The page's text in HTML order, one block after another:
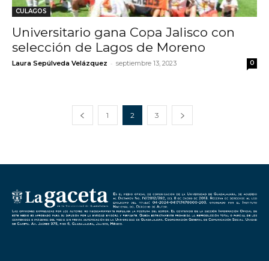
CULAGOS
Universitario gana Copa Jalisco con
selección de Lagos de Moreno
Laura Sepúlveda Velázquez - septiembre 13, 2023 0
1 2 3